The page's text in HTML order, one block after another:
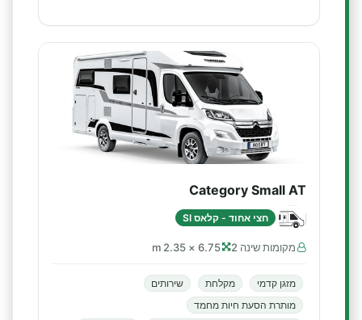
Category Small AT
חצי אחוד - קלאס SI
מקומות שינה 2 6.75 × 2.35 m
מזגן קדמי מקלחת
שירותים
מותרת הסעת חיות מחמד